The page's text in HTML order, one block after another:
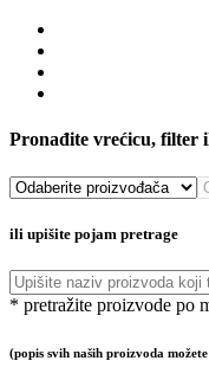
Pronađite vrećicu, filter
ili upišite pojam pretrage
* pretražite proizvode po
(popis svih naših proizvoda